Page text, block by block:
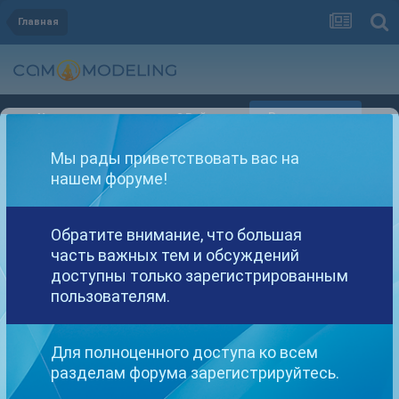
Главная
Уже зарегистрированы? Войти Регистрация
Другие варианты поиска
Найдено: 1 результат
СОРТИРОВКА
Мы рады приветствовать вас на
нашем форуме!
Обратите внимание, что большая
часть важных тем и обсуждений
доступны только зарегистрированным
пользователям.
Для полноценного доступа ко всем
разделам форума зарегистрируйтесь.